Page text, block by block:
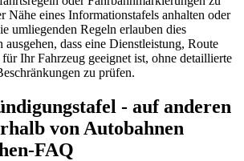
Nähe eines Informationstafels anhalten oder
umliegenden Regeln erlauben dies
dass eine Dienstleistung, Route
Ihr Fahrzeug geeignet ist, ohne detaillierte
zu prüfen.
- auf anderen
von Autobahnen
FAQ